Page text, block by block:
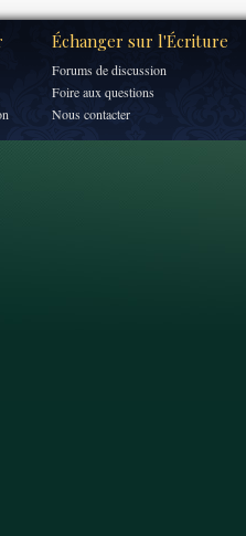
Échanger sur l'Écriture
Forums de discussion
Foire aux questions
Nous contacter